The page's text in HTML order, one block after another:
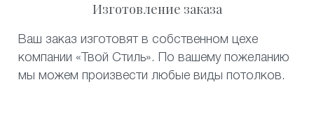
Изготовление заказа
Ваш заказ изготовят в собственном цехе
компании «Твой Стиль». По вашему пожеланию
мы можем произвести любые виды потолков.